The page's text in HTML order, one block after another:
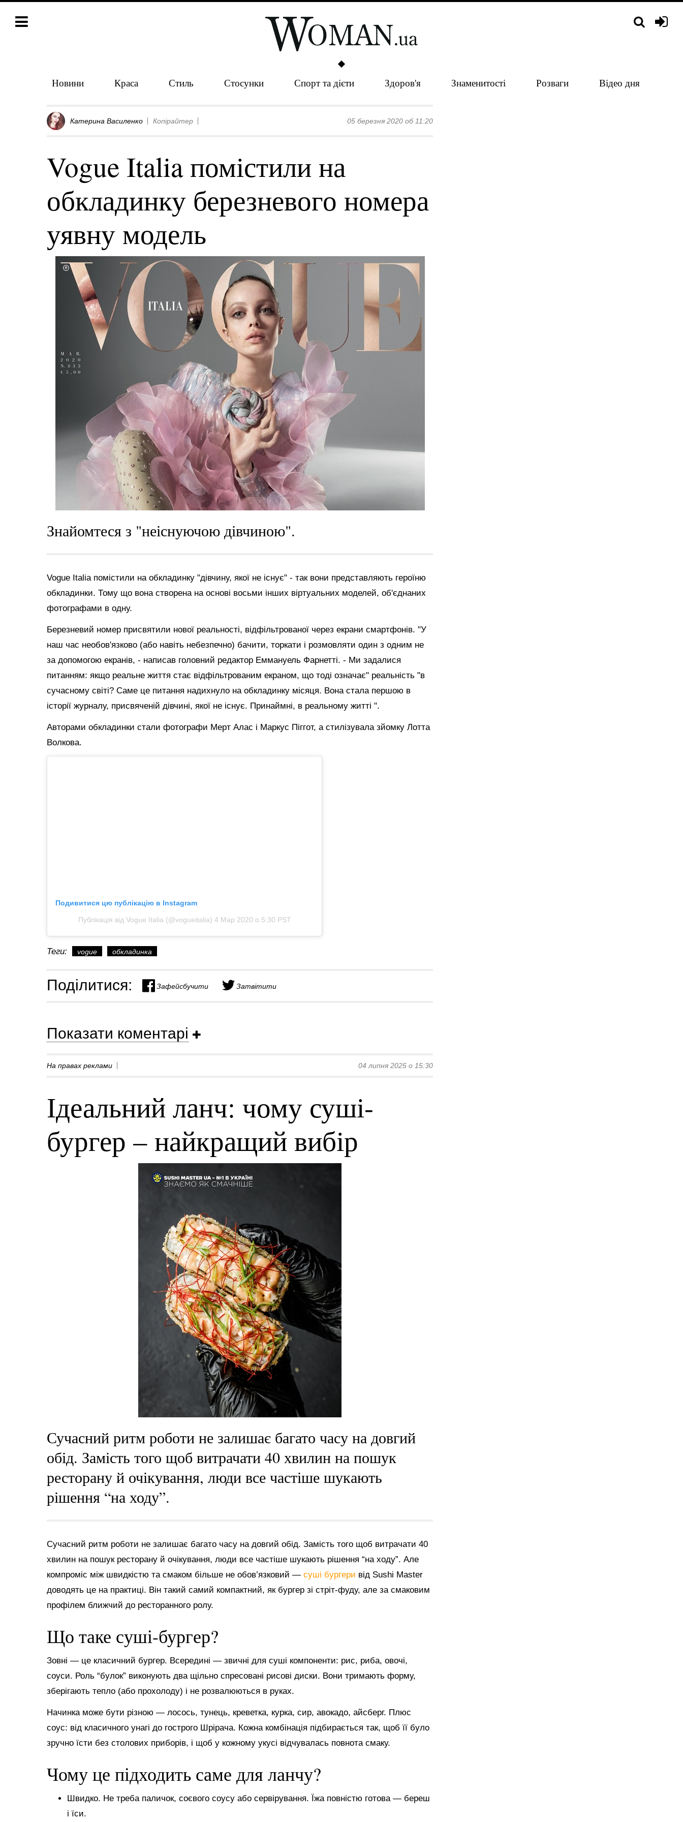
Новини Краса Стиль Стосунки Спорт та дієти Здоров'я Знаменитості Розваги Відео дня
Катерина Василенко Копірайтер 05 березня 2020 об 11:20
Vogue Italia помістили на
обкладинку березневого номера
уявну модель
Знайомтеся з "неіснуючою дівчиною".
Vogue Italia помістили на обкладинку "дівчину, якої не існує" - так вони представляють героїню
обкладинки. Тому що вона створена на основі восьми інших віртуальних моделей, об'єднаних
фотографами в одну.
Березневий номер присвятили нової реальності, відфільтрованої через екрани смартфонів. "У
наш час необов'язково (або навіть небезпечно) бачити, торкати і розмовляти один з одним не
за допомогою екранів, - написав головний редактор Еммануель Фарнетті. - Ми задалися
питанням: якщо реальне життя стає відфільтрованим екраном, що тоді означає" реальність "в
сучасному світі? Саме це питання надихнуло на обкладинку місяця. Вона стала першою в
історії журналу, присвяченій дівчині, якої не існує. Принаймні, в реальному житті ".
Авторами обкладинки стали фотографи Мерт Алас і Маркус Піггот, а стилізувала зйомку Лотта
Волкова.
Подивитися цю публікацію в Instagram
Публікація від Vogue Italia (@vogueitalia) 4 Мар 2020 о 5:30 PST
Теги: vogue обкладинка
Поділитися: Зафейсбучити Затвітити
Показати коментарі
На правах реклами 04 липня 2025 о 15:30
Ідеальний ланч: чому суші-
бургер – найкращий вибір
Сучасний ритм роботи не залишає багато часу на довгий
обід. Замість того щоб витрачати 40 хвилин на пошук
ресторану й очікування, люди все частіше шукають
рішення “на ходу”.
Сучасний ритм роботи не залишає багато часу на довгий обід. Замість того щоб витрачати 40
хвилин на пошук ресторану й очікування, люди все частіше шукають рішення “на ходу”. Але
компроміс між швидкістю та смаком більше не обов’язковий — суші бургери від Sushi Master
доводять це на практиці. Він такий самий компактний, як бургер зі стріт-фуду, але за смаковим
профілем ближчий до ресторанного ролу.
Що таке суші-бургер?
Зовні — це класичний бургер. Всередині — звичні для суші компоненти: рис, риба, овочі,
соуси. Роль “булок” виконують два щільно спресовані рисові диски. Вони тримають форму,
зберігають тепло (або прохолоду) і не розвалюються в руках.
Начинка може бути різною — лосось, тунець, креветка, курка, сир, авокадо, айсберг. Плюс
соус: від класичного унагі до гострого Шрірача. Кожна комбінація підбирається так, щоб її було
зручно їсти без столових приборів, і щоб у кожному укусі відчувалась повнота смаку.
Чому це підходить саме для ланчу?
Швидко. Не треба паличок, соєвого соусу або сервірування. Їжа повністю готова — береш
і їси.